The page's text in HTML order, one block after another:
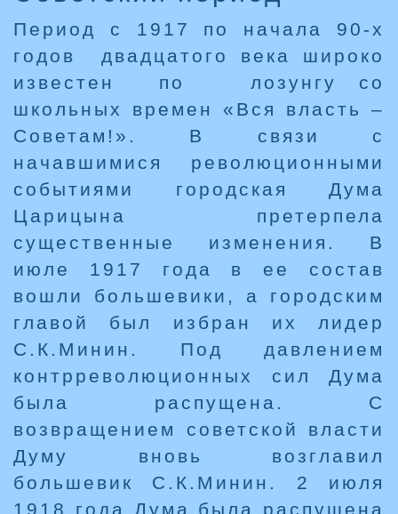
Период с 1917 по начала 90-х
годов двадцатого века широко
известен по лозунгу со
школьных времен «Вся власть –
Советам!». В связи с
начавшимися революционными
событиями городская Дума
Царицына претерпела
существенные изменения. В
июле 1917 года в ее состав
вошли большевики, а городским
главой был избран их лидер
С.К.Минин. Под давлением
контрреволюционных сил Дума
была распущена. С
возвращением советской власти
Думу вновь возглавил
большевик С.К.Минин. 2 июля
1918 года Дума была распущена